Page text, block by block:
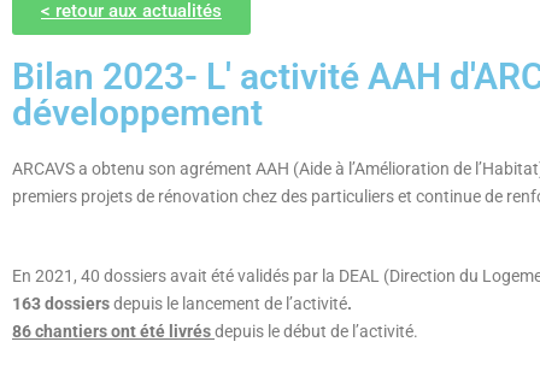
< retour aux actualités
Bilan 2023- L' activité AAH
développement
ARCAVS a obtenu son agrément AAH (Aide à l’Amélioration de
premiers projets de rénovation chez des particuliers et continue de
En 2021, 40 dossiers avait été validés par la DEAL (Direction du
163 dossiersdepuis le lancement de l’activité.
86 chantiers ont été livrésdepuis le début de l’activité.